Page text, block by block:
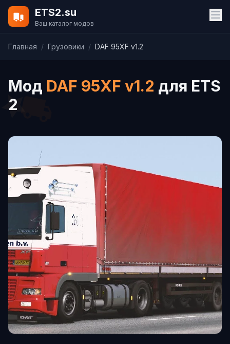
ETS2.su
Ваш каталог модов
Главная / Грузовики / DAF 95XF v1.2
Мод DAF 95XF v1.2 для ETS
2